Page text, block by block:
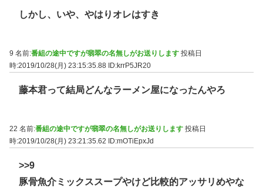
しかし、いや、やはりオレはすき
9 名前:番組の途中ですが翡翠の名無しがお送りします 投稿日
時:2019/10/28(月) 23:15:35.88 ID:krrP5JR20
藤本君って結局どんなラーメン屋になったんやろ
22 名前:番組の途中ですが翡翠の名無しがお送りします 投稿日
時:2019/10/28(月) 23:21:35.62 ID:mOTiEpxJd
>>9
豚骨魚介ミックススープやけど比較的アッサリめやな